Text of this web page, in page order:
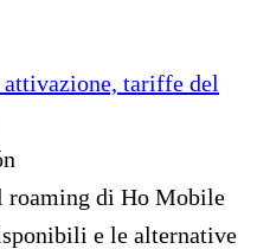
tariffe del
roaming di Ho Mobile
e le alternative